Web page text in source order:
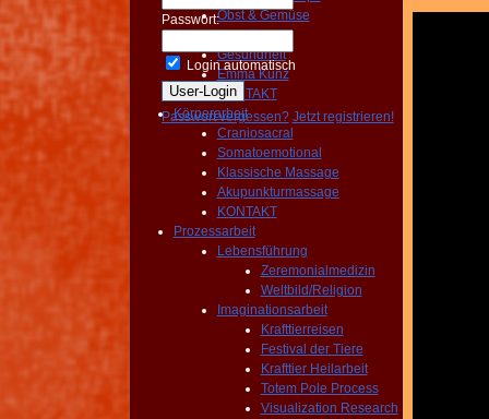
Obst & Gemüse
Wasserfilter
Gesundheit
Emma Kunz
KONTAKT
Körperarbeit
Craniosacral
Somatoemotional
Klassische Massage
Akupunkturmassage
KONTAKT
Prozessarbeit
Lebensführung
Zeremonialmedizin
Weltbild/Religion
Imaginationsarbeit
Krafttierreisen
Festival der Tiere
Krafttier Heilarbeit
Totem Pole Process
Visualization Research
Passwort:
Login automatisch
Passwort vergessen? Jetzt registrieren!